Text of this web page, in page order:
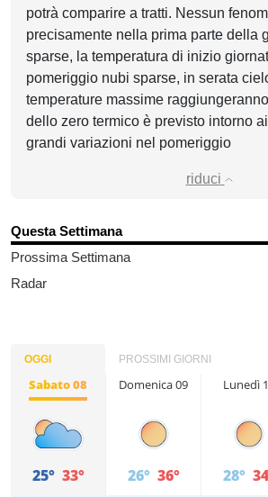
potrà comparire a tratti. Nessun
precisamente nella prima parte della
sparse, la temperatura di inizio
pomeriggio nubi sparse, in serata
temperature massime
dello zero termico è previsto intorno
grandi variazioni nel pomeriggio
riduci
Questa Settimana
Prossima Settimana
Radar
OGGI PROSSIMI GIORNI
Sabato 08
25° 33°
Domenica 09
26° 36°
Lunedì
28°